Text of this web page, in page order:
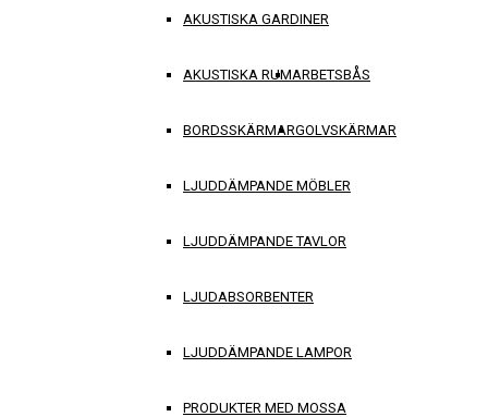
AKUSTISKA GARDINER
AKUSTISKA RUMARBETSBÅS
BORDSSKÄRMARGOLVSKÄRMAR
LJUDDÄMPANDE MÖBLER
LJUDDÄMPANDE TAVLOR
LJUDABSORBENTER
LJUDDÄMPANDE LAMPOR
PRODUKTER MED MOSSA